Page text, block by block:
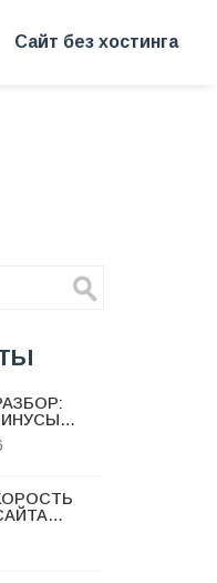
Сайт без хостинга
БИЗНЕСА
ПРОЕКТЫ